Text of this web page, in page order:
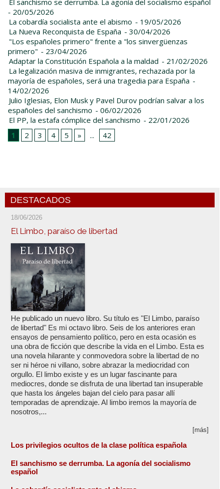
El sanchismo se derrumba. La agonía del socialismo español
- 20/05/2026
La cobardía socialista ante el abismo - 19/05/2026
La Nueva Reconquista de España - 30/04/2026
"Los españoles primero" frente a "los sinvergüenzas
primero" - 23/04/2026
Adaptar la Constitución Española a la maldad - 21/02/2026
La legalización masiva de inmigrantes, rechazada por la
mayoría de españoles, será una tragedia para España -
14/02/2026
Julio Iglesias, Elon Musk y Pavel Durov podrían salvar a los
españoles del sanchismo - 06/02/2026
El PP, la estafa cómplice del sanchismo - 22/01/2026
1
2 3 4 5 » ... 42
DESTACADOS
18/06/2026
El Limbo, paraíso de libertad
He publicado un nuevo libro. Su título es "El Limbo, paraíso
de libertad" Es mi octavo libro. Seis de los anteriores eran
ensayos de pensamiento político, pero en esta ocasión es
una obra de ficción que describe la vida en el Limbo. Esta es
una novela hilarante y conmovedora sobre la libertad de no
ser ni héroe ni villano, sobre abrazar la mediocridad con
orgullo. El limbo existe y es un lugar fascinante para
mediocres, donde se disfruta de una libertad tan insuperable
que hasta los ángeles bajan del cielo para pasar allí
temporadas de aprendizaje. Al limbo iremos la mayoría de
nosotros,...
[más]
Los privilegios ocultos de la clase política española
El sanchismo se derrumba. La agonía del socialismo
español